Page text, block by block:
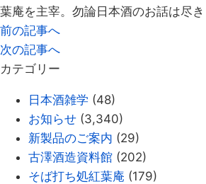
葉庵を主宰。勿論日本酒のお話は尽き
前の記事へ
次の記事へ
カテゴリー
日本酒雑学 (48)
お知らせ (3,340)
新製品のご案内 (29)
古澤酒造資料館 (202)
そば打ち処紅葉庵 (179)